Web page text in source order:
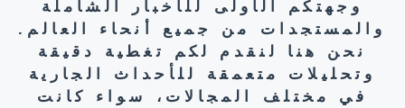
وجهتكم الأولى للأخبار الشاملة
والمستجدات من جميع أنحاء العالم.
نحن هنا لنقدم لكم تغطية دقيقة
وتحليلات متعمقة للأحداث الجارية
في مختلف المجالات، سواء كانت